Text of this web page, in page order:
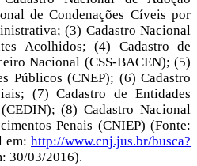
de Condenações Cíveis por
(3) Cadastro Nacional
Acolhidos; (4) Cadastro de
Nacional (CSS-BACEN); (5)
Públicos (CNEP); (6) Cadastro
(7) Cadastro de Entidades
(8) Cadastro Nacional
Penais (CNIEP) (Fonte:
em:http://www.cnj.jus.br/busca?
30/03/2016).